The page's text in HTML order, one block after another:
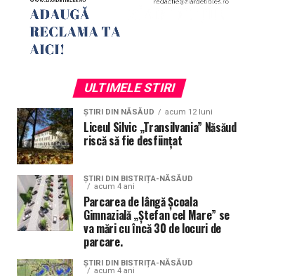
ULTIMELE STIRI
ȘTIRI DIN NĂSĂUD acum 12 luni
Liceul Silvic „Transilvania” Năsăud
riscă să fie desființat
ȘTIRI DIN BISTRIȚA-NĂSĂUD
acum 4 ani
Parcarea de lângă Școala
Gimnazială „Ștefan cel Mare” se
va mări cu încă 30 de locuri de
parcare.
ȘTIRI DIN BISTRIȚA-NĂSĂUD
acum 4 ani